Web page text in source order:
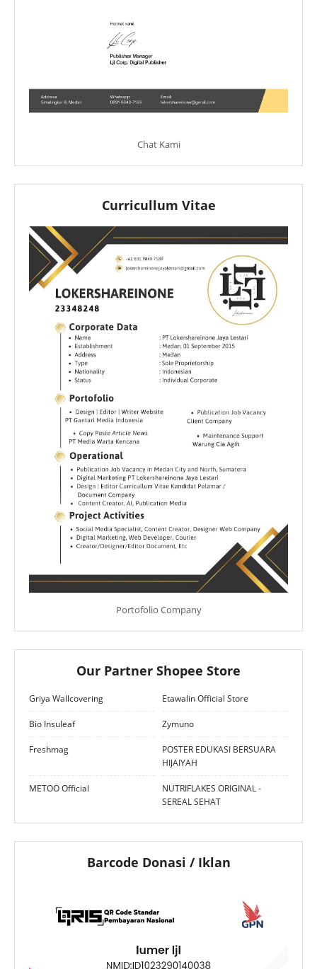
Chat Kami
Curricullum Vitae
Portofolio Company
Our Partner Shopee Store
Griya Wallcovering Etawalin Official Store
Bio Insuleaf Zymuno
Freshmag
POSTER EDUKASI BERSUARA
HIJAIYAH
METOO Official
NUTRIFLAKES ORIGINAL -
SEREAL SEHAT
Barcode Donasi / Iklan